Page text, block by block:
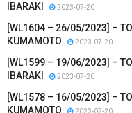
IBARAKI
2023-07-20
[WL1604 – 26/05/2023] –
KUMAMOTO
2023-07-20
[WL1599 – 19/06/2023] –
IBARAKI
2023-07-20
[WL1578 – 16/05/2023] –
KUMAMOTO
2023-07-20